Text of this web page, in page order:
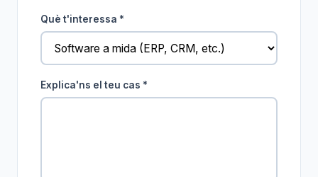
Què t'interessa *
Explica'ns el teu cas *